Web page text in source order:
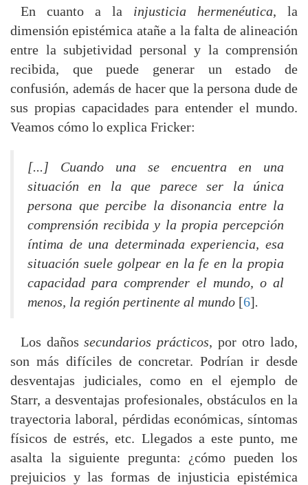
En cuanto a la injusticia hermenéutica, la
dimensión epistémica atañe a la falta de alineación
entre la subjetividad personal y la comprensión
recibida, que puede generar un estado de
confusión, además de hacer que la persona dude de
sus propias capacidades para entender el mundo.
Veamos cómo lo explica Fricker:
[...] Cuando una se encuentra en una
situación en la que parece ser la única
persona que percibe la disonancia entre la
comprensión recibida y la propia percepción
íntima de una determinada experiencia, esa
situación suele golpear en la fe en la propia
capacidad para comprender el mundo, o al
menos, la región pertinente al mundo [6].
Los dañossecundarios prácticos, por otro lado,
son más difíciles de concretar. Podrían ir desde
desventajas judiciales, como en el ejemplo de
Starr, a desventajas profesionales, obstáculos en la
trayectoria laboral, pérdidas económicas, síntomas
físicos de estrés, etc. Llegados a este punto, me
asalta la siguiente pregunta: ¿cómo pueden los
prejuicios y las formas de injusticia epistémica